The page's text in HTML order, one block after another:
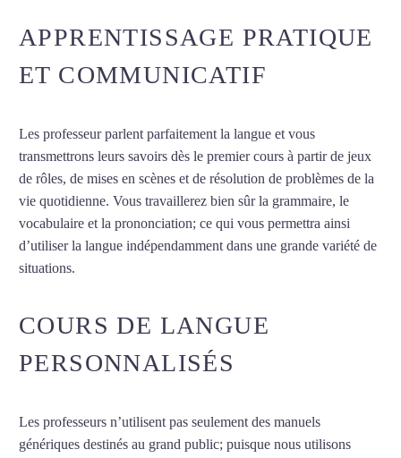
APPRENTISSAGE PRATIQUE
ET COMMUNICATIF
Les professeur parlent parfaitement la langue et vous
transmettrons leurs savoirs dès le premier cours à partir de jeux
de rôles, de mises en scènes et de résolution de problèmes de la
vie quotidienne. Vous travaillerez bien sûr la grammaire, le
vocabulaire et la prononciation; ce qui vous permettra ainsi
d’utiliser la langue indépendamment dans une grande variété de
situations.
COURS DE LANGUE
PERSONNALISÉS
Les professeurs n’utilisent pas seulement des manuels
génériques destinés au grand public; puisque nous utilisons